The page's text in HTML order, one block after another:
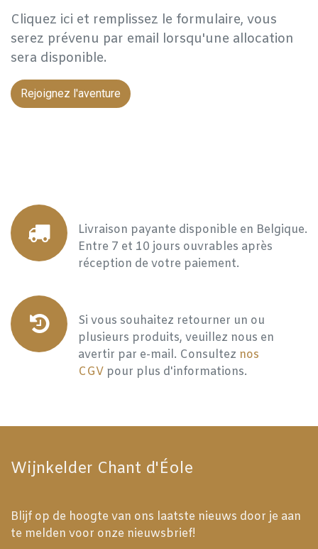
Cliquez ici et remplissez le formulaire, vous
serez prévenu par email lorsqu'une allocation
sera disponible.
Rejoignez l'aventure
Livraison payante disponible en Belgique.
Entre 7 et 10 jours ouvrables après
réception de votre paiement.
Si vous souhaitez retourner un ou
plusieurs produits, veuillez nous en
avertir par e-mail. Consultez nos
CGV pour plus d'informations.
Wijnkelder Chant d'Éole
Blijf op de hoogte van ons laatste nieuws door je aan
te melden voor onze nieuwsbrief!